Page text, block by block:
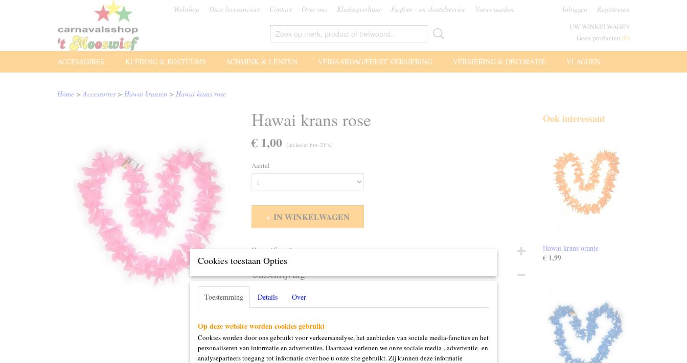
Webshop Onze leveranciers Contact Over ons Kledingverhuur Pasfoto - en sleutelservice Voorwaarden Inloggen Registreren
UW WINKELWAGEN
Geen producten (0)
ACCESSOIRES KLEDING & KOSTUUMS SCHMINK & LENZEN VERJAARDAG/FEEST VERSIERING VERSIERING & DECORATIE VLAGGEN
Home >Accessoires > Hawai kransen > Hawai krans rose
Hawai krans rose
€ 1,00 (inclusief btw 21%)
Aantal
IN WINKELWAGEN
Specificaties
Productcode
Omschrijving
Ook interessant
Hawai krans oranje
€ 1,99
Cookies toestaan Opties
Toestemming Details Over
Op deze website worden cookies gebruikt
Cookies worden door ons gebruikt voor verkeersanalyse, het aanbieden van sociale media-functies en het
personaliseren van informatie en advertenties. Daarnaast verlenen we onze sociale media-, advertentie- en
analysepartners toegang tot informatie over hoe u onze site gebruikt. Zij kunnen deze informatie